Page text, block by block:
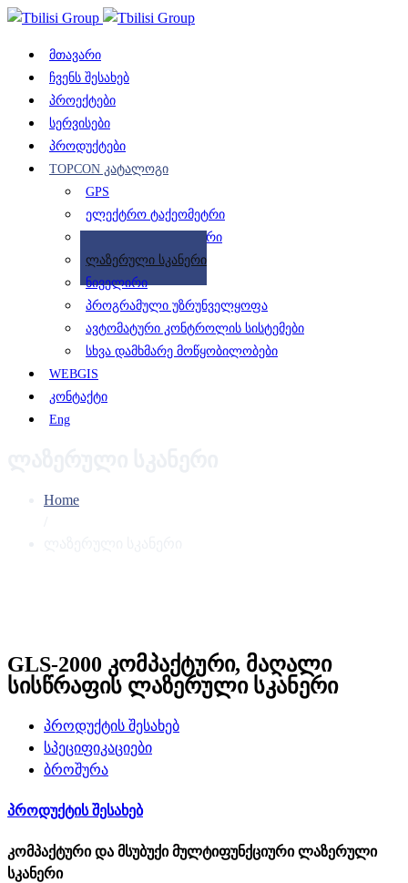
მთავარი
ჩვენს შესახებ
პროექტები
სერვისები
პროდუქტები
TOPCON კატალოგი
GPS
ელექტრო ტაქეომეტრი
საველე კონტროლერი
ლაზერული სკანერი
ნიველირი
პროგრამული უზრუნველყოფა
ავტომატური კონტროლის სისტემები
სხვა დამხმარე მოწყობილობები
WEBGIS
კონტაქტი
Eng
Home
GLS-2000 კომპაქტური, მაღალი
სისწრაფის ლაზერული სკანერი
პროდუქტის შესახებ
სპეციფიკაციები
ბროშურა
პროდუქტის შესახებ
კომპაქტური და მსუბუქი მულტიფუნქციური ლაზერული
სკანერი